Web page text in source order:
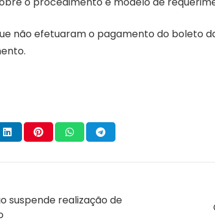
não efetuaram o pagamento do boleto
suspende realização de